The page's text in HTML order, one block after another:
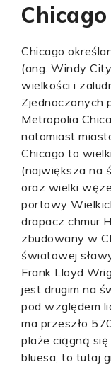
Chicago
Chicago
(ang. Windy
wielkości i
Zjednoczonych
Metropolia
natomiast
Chicago to
(największa na
oraz wielki
portowy
drapacz chmur
zbudowany w
światowej
Frank Lloyd
jest drugim na
pod względem
ma przeszło
plaże ciągną
bluesa, to tutaj